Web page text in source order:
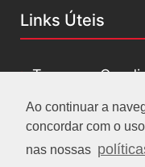
Ao continuar a
concordar com o
nas nossas
Links Úteis
Termos e
Políticas de